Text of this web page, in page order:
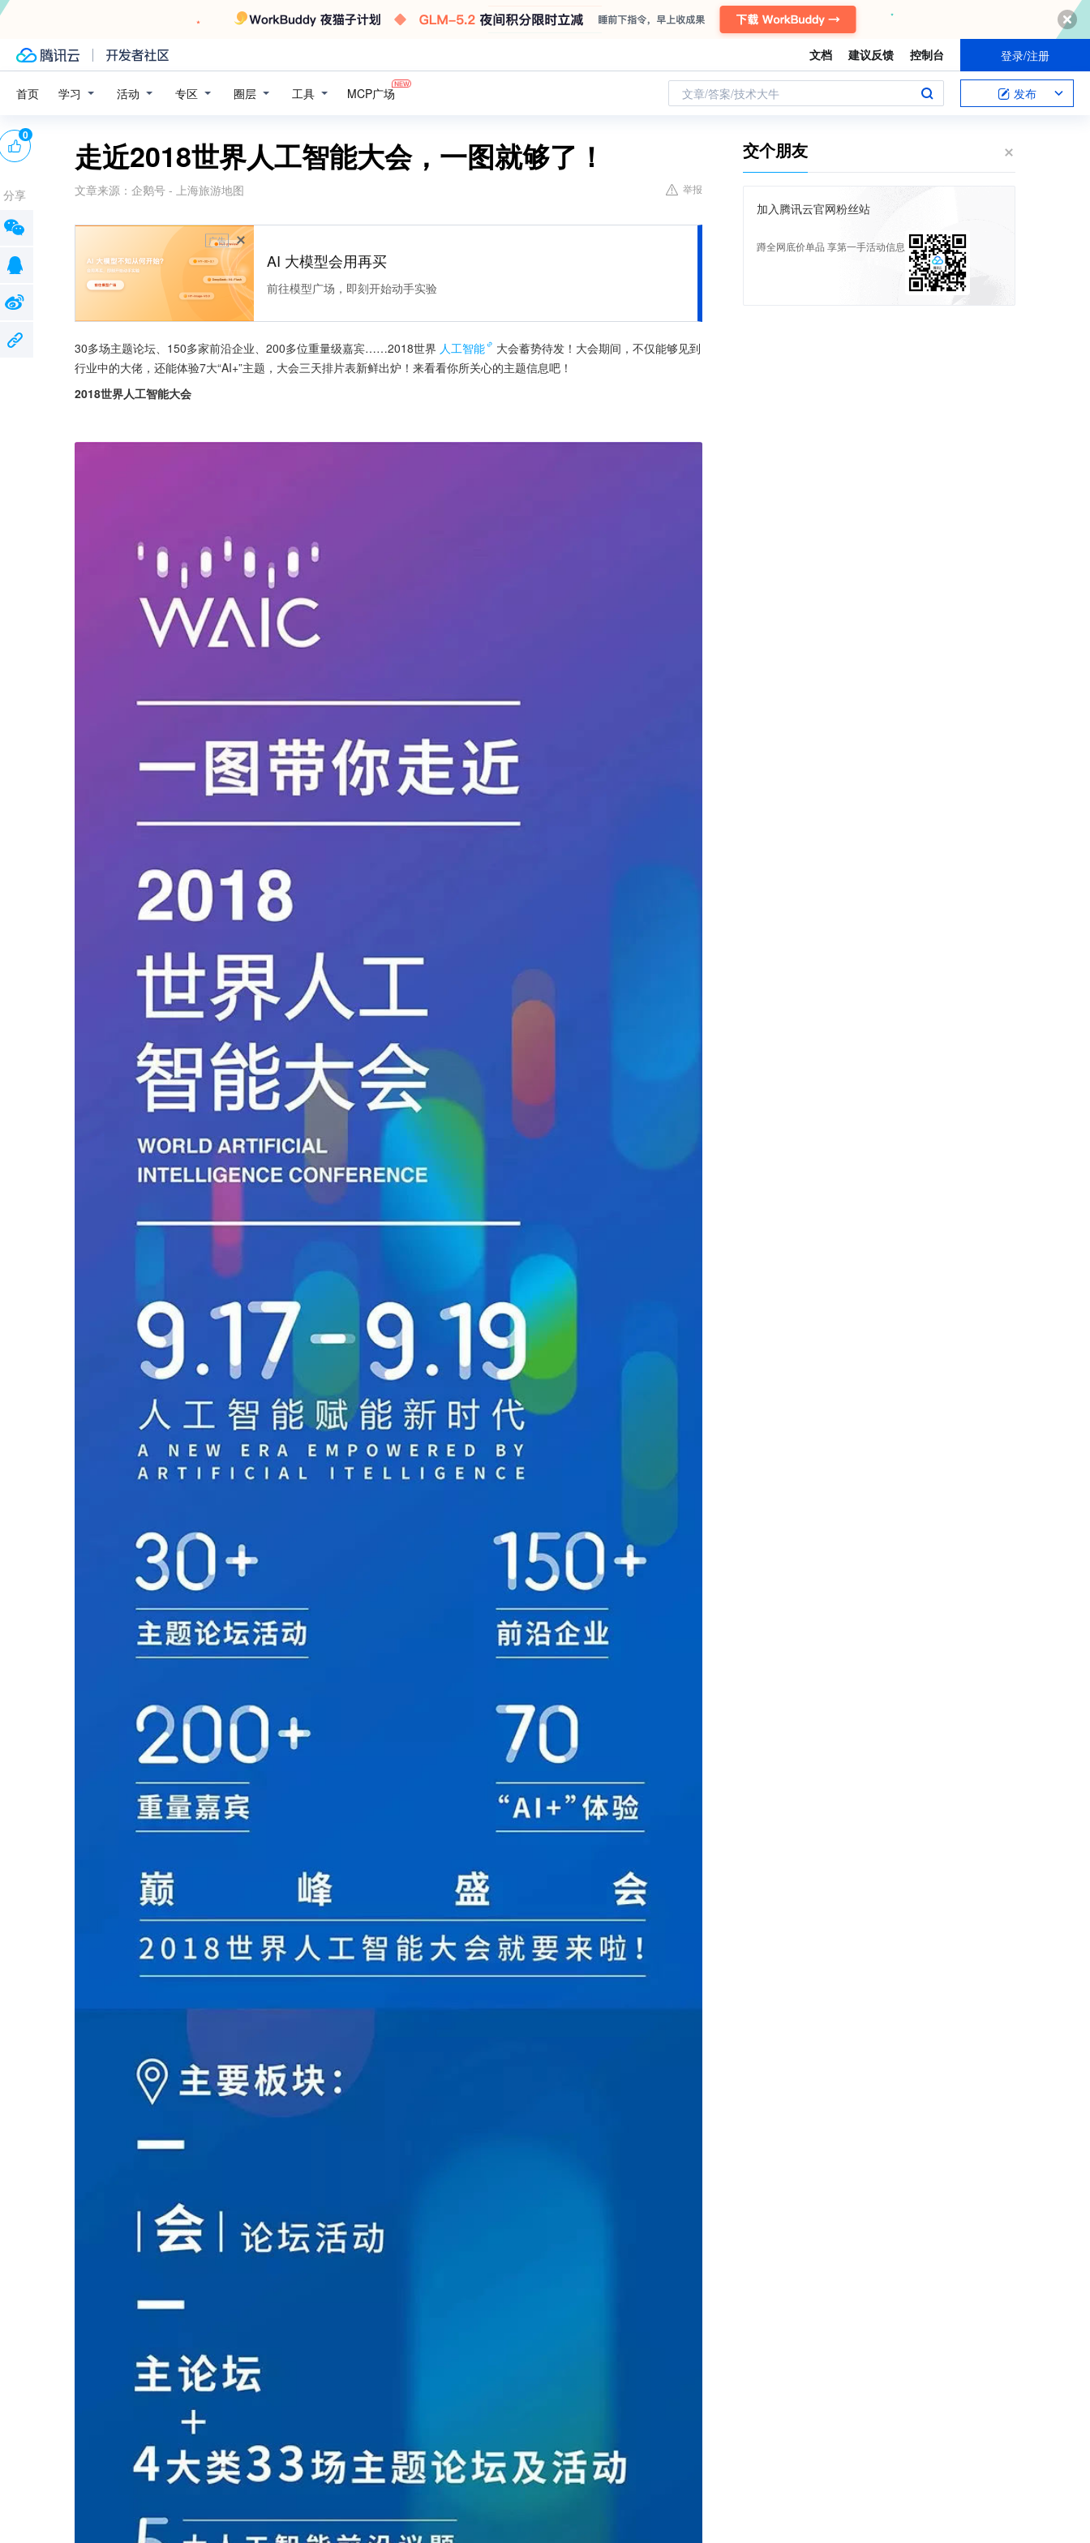
文档 建议反馈 控制台 登录/注册
首页 学习 活动 专区 圈层 工具 MCP广场 文章/答案/技术大牛 发布
走近2018世界人工智能大会，一图就够了！
文章来源： 企鹅号 - 上海旅游地图 举报
广告
AI 大模型会用再买
前往模型广场，即刻开始动手实验
30多场主题论坛、150多家前沿企业、200多位重量级嘉宾……2018世界 人工智能
大会蓄势待发！大会期间，不仅能够见到
行业中的大佬，还能体验7大“AI+”主题，大会三天排片表新鲜出炉！来看看你所关心的主题信息吧！
2018世界人工智能大会
0
分享
交个朋友
加入腾讯云官网粉丝站
蹲全网底价单品 享第一手活动信息